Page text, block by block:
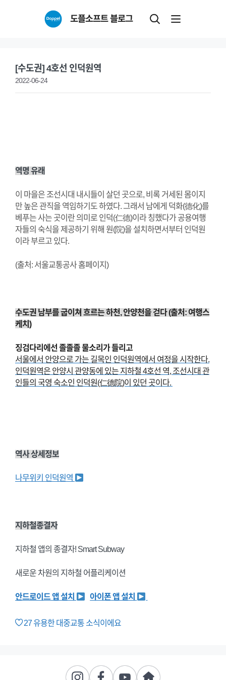
도플소프트 블로그
[수도권] 4호선 인덕원역
2022-06-24
역명 유래
이 마을은 조선시대 내시들이 살던 곳으로, 비록 거세된 몸이지
만 높은 관직을 역임하기도 하였다. 그래서 남에게 덕화(德化)를
베푸는 사는 곳이란 의미로 인덕(仁德)이라 칭했다가 공용여행
자들의 숙식을 제공하기 위해 원(院)을 설치하면서부터 인덕원
이라 부르고 있다.
(출처: 서울교통공사 홈페이지)
수도권 남부를 굽이쳐 흐르는 하천, 안양천을 걷다 (출처: 여행스
케치)
징검다리에선 졸졸졸 물소리가 들리고
서울에서 안양으로 가는 길목인 인덕원역에서 여정을 시작한다.
인덕원역은 안양시 관양동에 있는 지하철 4호선 역, 조선시대 관
인들의 국영 숙소인 인덕원(仁德院)이 있던 곳이다.
역사 상세정보
나무위키 인덕원역
지하철종결자
지하철 앱의 종결자! Smart Subway
새로운 차원의 지하철 어플리케이션
안드로이드 앱 설치 아이폰 앱 설치
27유용한 대중교통 소식이에요